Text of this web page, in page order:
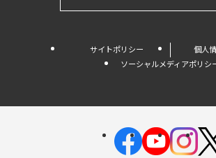
サイトポリシー
個人
ソーシャルメディアポリシ